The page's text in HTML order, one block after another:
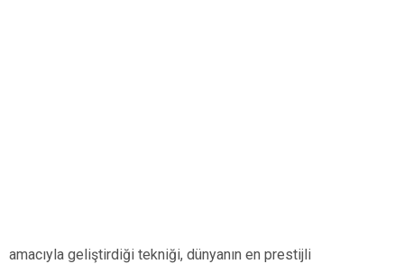
amacıyla geliştirdiği tekniği, dünyanın en prestijli